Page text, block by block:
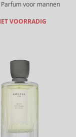
Parfum voor mannen
VOORRADIG